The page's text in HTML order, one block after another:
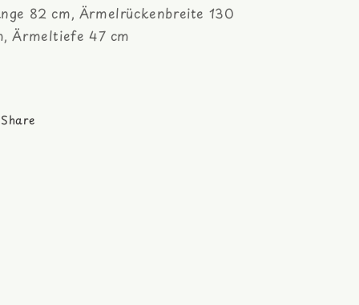
82 cm, Ärmelrückenbreite 130
Ärmeltiefe 47 cm
Share